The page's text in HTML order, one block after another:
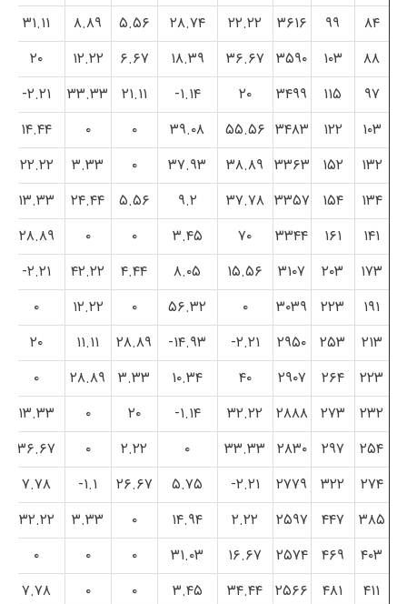
۸۴
۹۹ ۳۶۱۶ ۲۲.۲۲ ۲۸.۷۴ ۵.۵۶ ۸.۸۹
۳۱.۱۱
۸۸
۱۰۳ ۳۵۹۰ ۳۶.۶۷ ۱۸.۳۹ ۶.۶۷ ۱۲.۲۲
۲۰
۹۷
۱۱۵ ۳۴۹۹ ۲۰ ۱.۱۴- ۲۱.۱۱ ۳۳.۳۳
۲.۲۱-
۱۰۳
۱۲۲ ۳۴۸۳ ۵۵.۵۶ ۳۹.۰۸ ۰ ۰
۱۴.۴۴
۱۳۲
۱۵۲ ۳۳۶۳ ۳۸.۸۹ ۳۷.۹۳ ۰ ۳.۳۳
۲۲.۲۲
۱۳۴
۱۵۴ ۳۳۵۷ ۳۷.۷۸ ۹.۲ ۵.۵۶ ۲۴.۴۴
۱۳.۳۳
۱۴۱
۱۶۱ ۳۳۴۴ ۷۰ ۳.۴۵ ۰ ۰
۲۸.۸۹
۱۷۳
۲۰۳ ۳۱۰۷ ۱۵.۵۶ ۸.۰۵ ۴.۴۴ ۴۲.۲۲
۲.۲۱-
۱۹۱
۲۲۳ ۳۰۳۹ ۰ ۵۶.۳۲ ۰ ۱۲.۲۲
۰
۲۱۳
۲۵۳ ۲۹۵۰ ۲.۲۱- ۱۴.۹۳- ۲۸.۸۹ ۱۱.۱۱
۲۰
۲۲۳
۲۶۴ ۲۹۰۷ ۴۰ ۱۰.۳۴ ۳.۳۳ ۲۸.۸۹
۰
۲۳۲
۲۷۳ ۲۸۸۸ ۳۲.۲۲ ۱.۱۴- ۲۰ ۰
۱۳.۳۳
۲۵۴
۲۹۷ ۲۸۳۰ ۳۳.۳۳ ۰ ۲.۲۲ ۰
۳۶.۶۷
۲۷۴
۳۲۲ ۲۷۷۹ ۲.۲۱- ۵.۷۵ ۲۶.۶۷ ۱.۱-
۷.۷۸
۳۸۵
۴۴۷ ۲۵۹۷ ۲.۲۲ ۱۴.۹۴ ۰ ۳.۳۳
۳۲.۲۲
۴۰۳
۴۶۹ ۲۵۷۴ ۱۶.۶۷ ۳۱.۰۳ ۰ ۰
۰
۴۱۱
۴۸۱ ۲۵۶۶ ۳۴.۴۴ ۳.۴۵ ۰ ۰
۷.۷۸